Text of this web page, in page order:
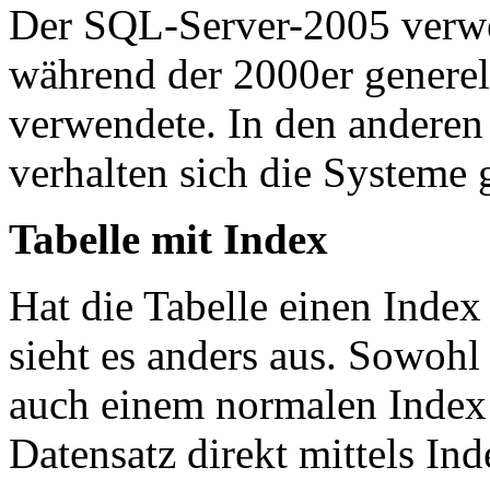
Der SQL-Server-2005
während der 2000er
verwendete. In den
verhalten sich die Systeme
Tabelle mit Index
Hat die Tabelle einen
sieht es anders aus.
auch einem normalen
Datensatz direkt mittels